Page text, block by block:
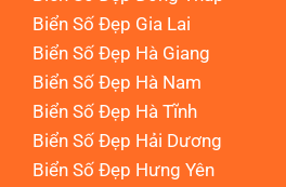
Biển Số Đẹp Gia Lai
Biển Số Đẹp Hà Giang
Biển Số Đẹp Hà Nam
Biển Số Đẹp Hà Tĩnh
Biển Số Đẹp Hải Dương
Biển Số Đẹp Hưng Yên